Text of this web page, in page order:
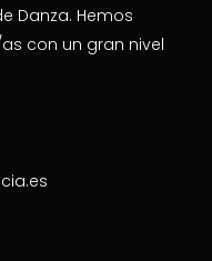
Danza. Hemos
con un gran nivel